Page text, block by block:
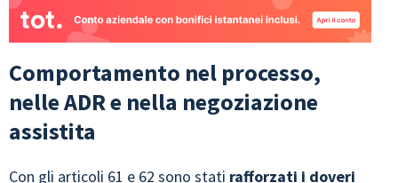
Comportamento nel processo,
nelle ADR e nella negoziazione
assistita
Con gli articoli 61 e 62 sono stati rafforzati i doveri